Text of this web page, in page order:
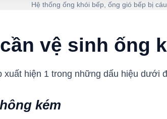
Hệ thống ống khói bếp, ống gió bếp bị
vệ sinh ống
xuất hiện 1 trong những dấu hiệu dưới
kém